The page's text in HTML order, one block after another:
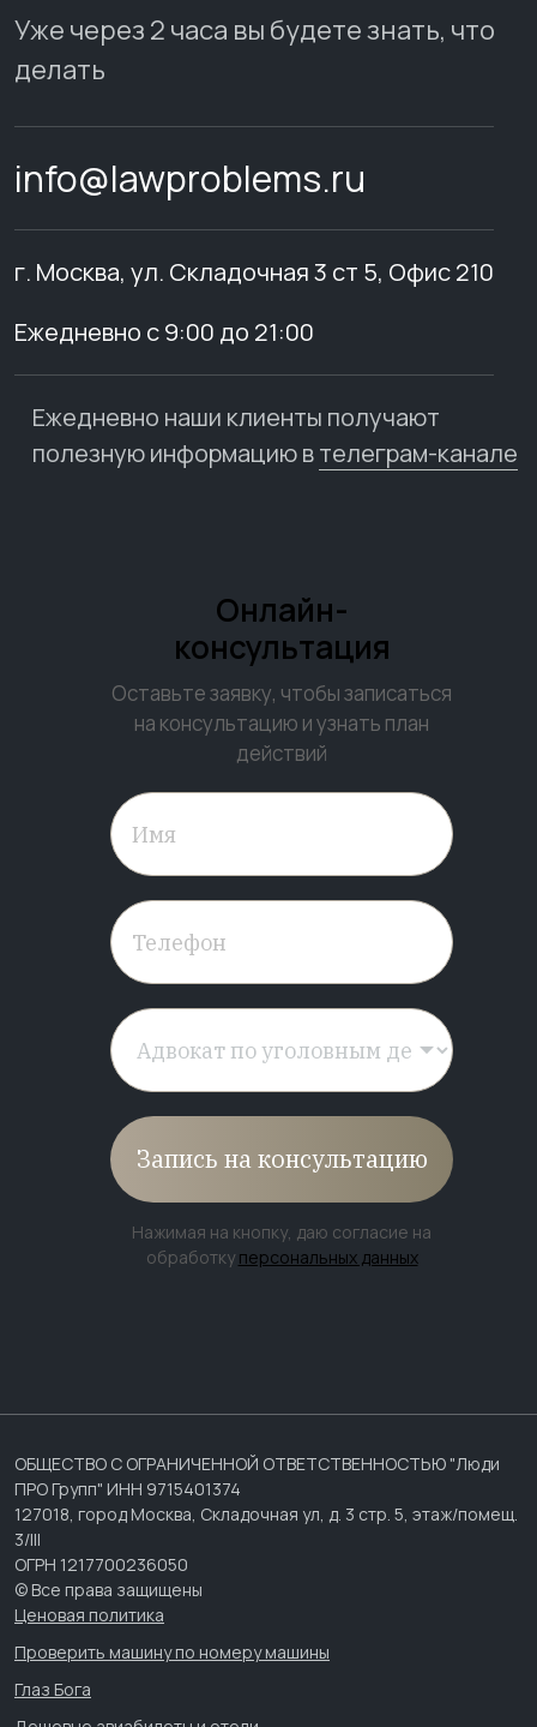
Уже через 2 часа вы будете знать, что
делать
info@lawproblems.ru
г. Москва, ул. Складочная 3 ст 5, Офис 210
Ежедневно с 9:00 до 21:00
Ежедневно наши клиенты получают
полезную информацию втелеграм-канале
Онлайн-
консультация
Оставьте заявку, чтобы записаться
на консультацию и узнать план
действий
Запись на консультацию
Нажимая на кнопку, даю согласие на
обработку персональных данных
ОБЩЕСТВО С ОГРАНИЧЕННОЙ ОТВЕТСТВЕННОСТЬЮ "Люди
ПРО Групп" ИНН 9715401374
127018, город Москва, Складочная ул, д. 3 стр. 5, этаж/помещ.
3/III
ОГРН 1217700236050
© Все права защищены
Ценовая политика
Проверить машину по номеру машины
Глаз Бога